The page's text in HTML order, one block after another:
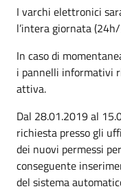
I varchi elettronici
l’intera giornata
In caso di
i pannelli informativi
attiva.
Dal 28.01.2019 al
richiesta presso gli
dei nuovi permessi
conseguente
del sistema